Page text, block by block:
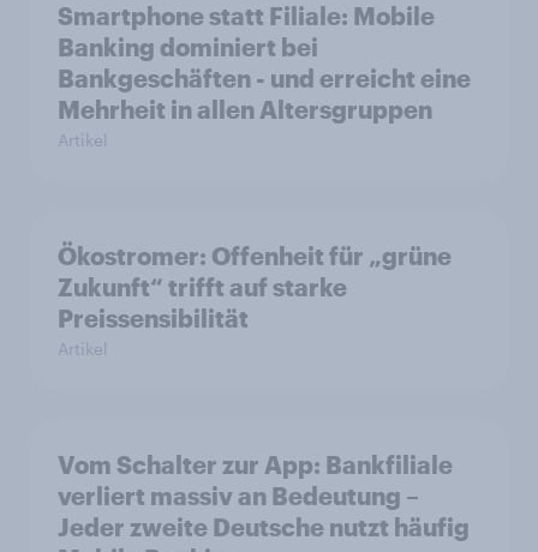
Smartphone statt Filiale: Mobile
Banking dominiert bei
Bankgeschäften - und erreicht eine
Mehrheit in allen Altersgruppen
Artikel
Ökostromer: Offenheit für „grüne
Zukunft“ trifft auf starke
Preissensibilität
Artikel
Vom Schalter zur App: Bankfiliale
verliert massiv an Bedeutung –
Jeder zweite Deutsche nutzt häufig